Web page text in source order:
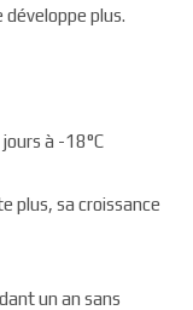
plus.
à -18°C
plus, sa croissance
un an sans